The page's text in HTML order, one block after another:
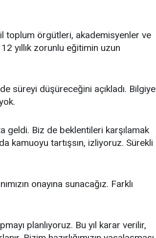
toplum örgütleri, akademisyenler ve
yıllık zorunlu eğitimin uzun
süreyi düşüreceğini açıkladı. Bilgiye
geldi. Biz de beklentileri karşılamak
kamuoyu tartışsın, izliyoruz. Sürekli
onayına sunacağız. Farklı
planlıyoruz. Bu yıl karar verilir,